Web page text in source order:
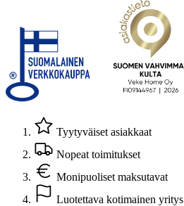
Tyytyväiset asiakkaat
Nopeat toimitukset
Monipuoliset maksutavat
Luotettava kotimainen yritys